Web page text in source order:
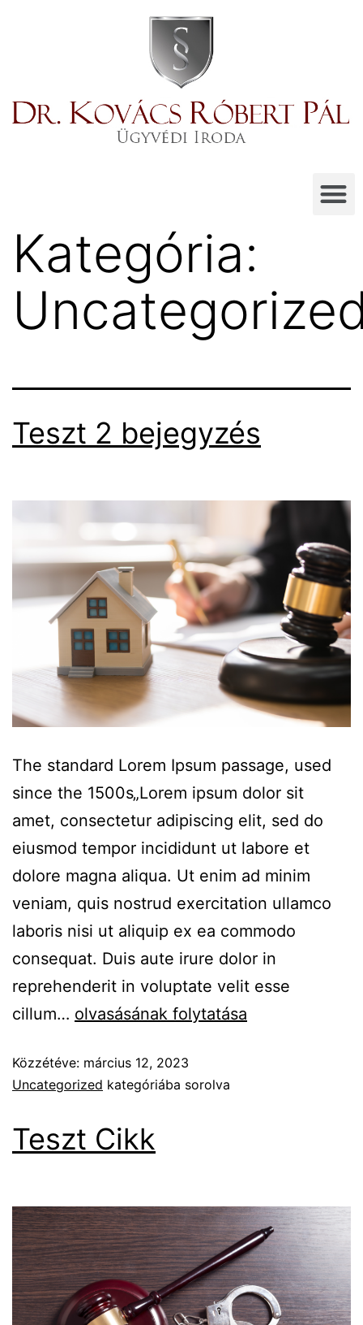
Kategória:
Teszt 2 bejegyzés
The standard Lorem Ipsum passage, used
since the 1500s„Lorem ipsum dolor sit
amet, consectetur adipiscing elit, sed do
eiusmod tempor incididunt ut labore et
dolore magna aliqua. Ut enim ad minim
veniam, quis nostrud exercitation ullamco
laboris nisi ut aliquip ex ea commodo
consequat. Duis aute irure dolor in
reprehenderit in voluptate velit esse
cillum… olvasásának folytatása
Közzétéve: március 12, 2023
Uncategorized kategóriába sorolva
Teszt Cikk